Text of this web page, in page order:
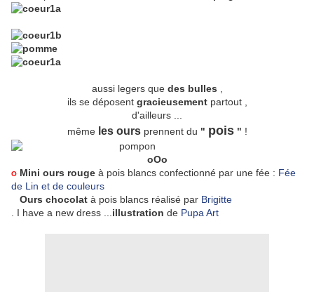
aussi legers que des bulles
ils se déposent gracieusementpartout ,
d'ailleurs ...
même les ours prennent du " pois " !
oOo
O Mini ours rouge à pois blancs confectionné par une fée : Fée
de Lin et de couleurs
Ours chocolat à pois blancs réalisé par Brigitte
. I have a new dress ... illustration de Pupa Art